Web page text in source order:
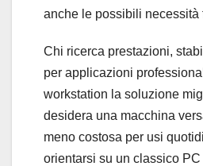
anche le possibili necessità
Chi ricerca prestazioni,
per applicazioni
workstation la soluzione
desidera una macchina
meno costosa per usi
orientarsi su un classico PC